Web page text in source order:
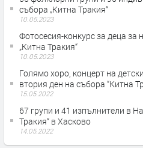
събора „Китна Тракия“
10.05.2023
Фотосесия-конкурс за деца за
„Китна Тракия“
10.05.2023
Голямо хоро, концерт на
втория ден на събора “Китна
15.05.2022
67 групи и 41 изпълнители в
Тракия“ в Хасково
14.05.2022